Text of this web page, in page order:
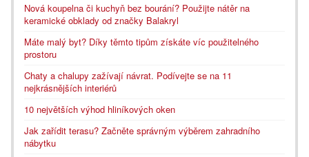
Nová koupelna či kuchyň bez bourání? Použijte nátěr na
keramické obklady od značky Balakryl
Máte malý byt? Díky těmto tipům získáte víc použitelného
prostoru
Chaty a chalupy zažívají návrat. Podívejte se na 11
nejkrásnějších interiérů
10 největších výhod hliníkových oken
Jak zařídit terasu? Začněte správným výběrem zahradního
nábytku